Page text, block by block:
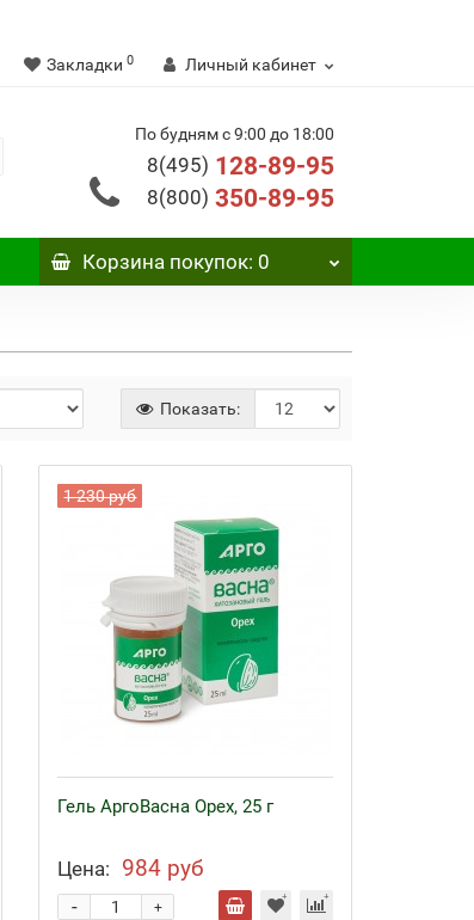
Закладки 0 Личный кабинет
По будням с 9:00 до 18:00
8(495) 128-89-95
8(800) 350-89-95
Корзинапокупок: 0
Показать:
1 230 руб
Гель АргоВасна Орех, 25 г
Цена: 984 руб
+
-